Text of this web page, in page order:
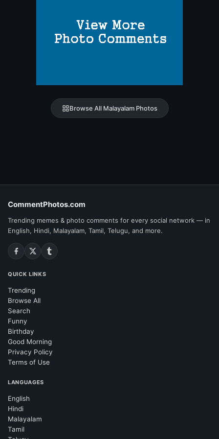
Browse All Malayalam Photos
CommentPhotos.com
Trending memes & photo comments for every social network — in
English, Hindi, Malayalam, Tamil, Telugu, and more.
QUICK LINKS
Trending
Browse All
Search
Funny
Birthday
Good Morning
Privacy Policy
Terms of Use
LANGUAGES
English
Hindi
Malayalam
Tamil